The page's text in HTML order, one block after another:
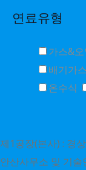
연료유형
가스&오
배기가
온수식
제1공장(본사) :
안산사무소 및 기